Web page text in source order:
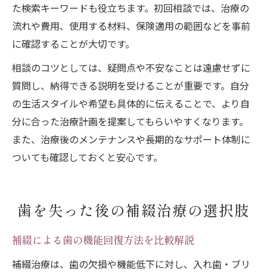
た検索キーワードも役立ちます。初回相談では、治療の
流れや費用、使用する材料、保険適用の範囲などを事前
に確認することが大切です。
相談のコツとしては、疑問点や不安なことは遠慮せずに
質問し、納得できる説明を受けることが重要です。自分
の生活スタイルや希望も具体的に伝えることで、より自
分に合った治療計画を提案してもらいやすくなります。
また、治療後のメンテナンスや長期的なサポート体制に
ついても確認しておくと安心です。
歯を失った後の補綴治療の選択肢
補綴による歯の機能回復方法を比較解説
補綴治療は、歯の欠損や機能低下に対し、入れ歯・ブリ